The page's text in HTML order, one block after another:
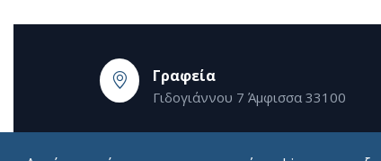
Γραφεία
Γιδογιάννου 7 Άμφισσα 33100